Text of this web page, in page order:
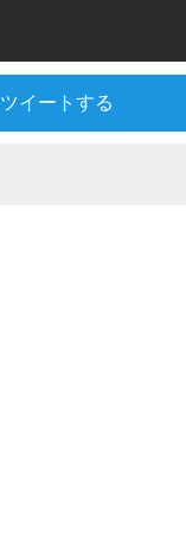
ツイートする